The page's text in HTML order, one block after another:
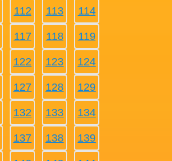
112 113 114
117 118 119
122 123 124
127 128 129
132 133 134
137 138 139